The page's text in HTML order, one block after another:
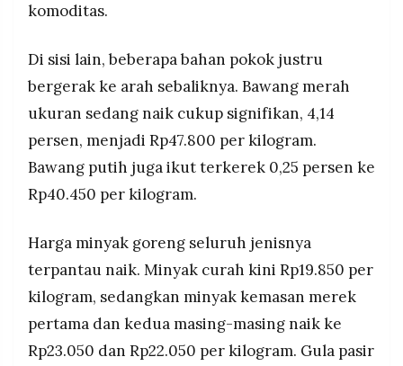
komoditas.
Di sisi lain, beberapa bahan pokok justru
bergerak ke arah sebaliknya. Bawang merah
ukuran sedang naik cukup signifikan, 4,14
persen, menjadi Rp47.800 per kilogram.
Bawang putih juga ikut terkerek 0,25 persen ke
Rp40.450 per kilogram.
Harga minyak goreng seluruh jenisnya
terpantau naik. Minyak curah kini Rp19.850 per
kilogram, sedangkan minyak kemasan merek
pertama dan kedua masing-masing naik ke
Rp23.050 dan Rp22.050 per kilogram. Gula pasir